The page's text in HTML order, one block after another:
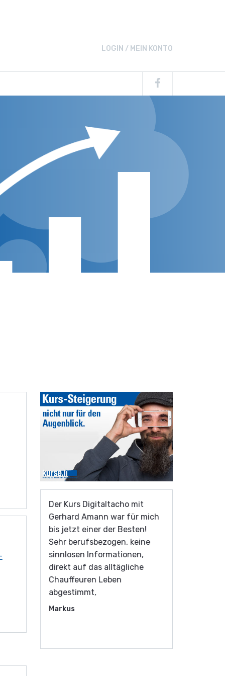
LOGIN / MEIN KONTO
zu
die
Der Kurs Digitaltacho mit
Gerhard Amann war für mich
bis jetzt einer der Besten!
Sehr berufsbezogen, keine
sinnlosen Informationen,
direkt auf das alltägliche
Chauffeuren Leben
abgestimmt,
Markus